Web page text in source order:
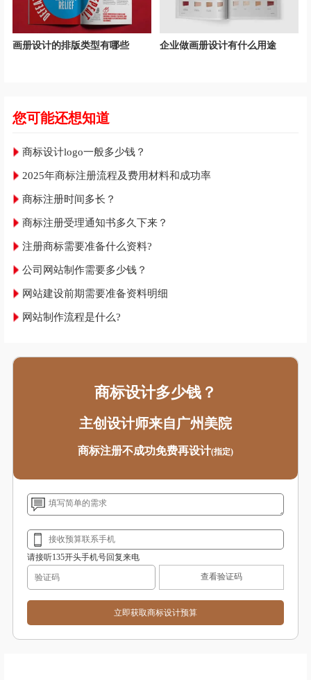
画册设计的排版类型有哪些 企业做画册设计有什么用途
您可能还想知道
商标设计logo一般多少钱？
2025年商标注册流程及费用材料和成功率
商标注册时间多长？
商标注册受理通知书多久下来？
注册商标需要准备什么资料?
公司网站制作需要多少钱？
网站建设前期需要准备资料明细
网站制作流程是什么?
商标设计多少钱？
主创设计师来自广州美院
商标注册不成功免费再设计(指定)
请接听135开头手机号回复来电
查看验证码